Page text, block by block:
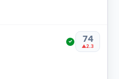
✓ 74
▲2.3